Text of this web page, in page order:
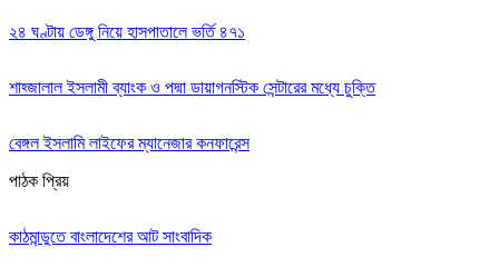
২৪ ঘণ্টায় ডেঙ্গু নিয়ে হাসপাতালে ভর্তি ৪৭১
শাহ্জালাল ইসলামী ব্যাংক ও পদ্মা ডায়াগনস্টিক সেন্টারের মধ্যে চুক্তি
বেঙ্গল ইসলামি লাইফের ম্যানেজার কনফারেন্স
পাঠক প্রিয়
কাঠমান্ডুতে বাংলাদেশের আট সাংবাদিক